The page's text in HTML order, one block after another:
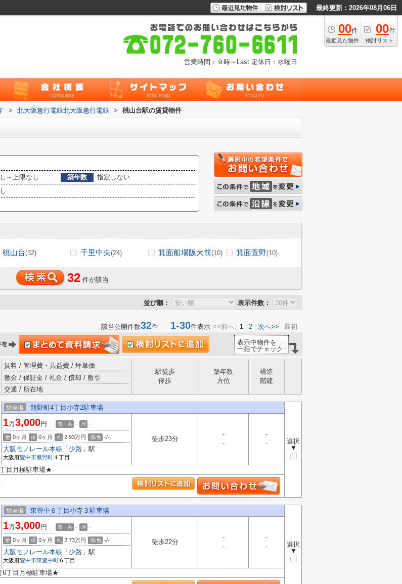
最終更新：2026年08月06日
00件
最近見た物件
00件
検討リスト
営業時間：９時～Last 定休日：水曜日
> 北大阪急行電鉄北大阪急行電鉄 > 桃山台駅の賃貸物件
～上限なし 築年数
指定しない
桃山台(32) 千里中央(24) 箕面船場阪大前(10) 箕面萱野(10)
32 件が該当
並び順： 表示件数：
該当公開件数32件 1-30件表示 <<前へ 1 2 次へ>> 最初
表示中物件を
一括でチェック
賃料 / 管理費・共益費 / 坪単価
敷金 / 保証金 / 礼金 / 償却 / 敷引
交通 / 所在地
駅徒歩
停歩
築年数
方位
構造
階建
駐車場 熊野町4丁目小寺2駐車場
選択
▼
1万3,000円 管・共 - 坪 -
敷 0ヶ月 保 0ヶ月 礼 2.93万円 償/敷 -/-
大阪モノレール本線 「 少路 」駅
大阪府豊中市熊野町４丁目
徒歩23分
-
-
-
-
目月極駐車場★
駐車場 東豊中６丁目小寺３駐車場
選択
▼
1万3,000円 管・共 - 坪 -
敷 0ヶ月 保 0ヶ月 礼 2.73万円 償/敷 -/-
大阪モノレール本線 「 少路 」駅
大阪府豊中市東豊中町６丁目
徒歩22分
-
-
-
-
6丁目月極駐車場★